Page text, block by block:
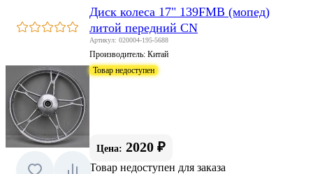
Диск колеса 17" 139FMB (мопед)
литой передний CN
Артикул: 020004-195-5688
Производитель: Китай
Товар недоступен
Цена: 2020 ₽
Товар недоступен для заказа